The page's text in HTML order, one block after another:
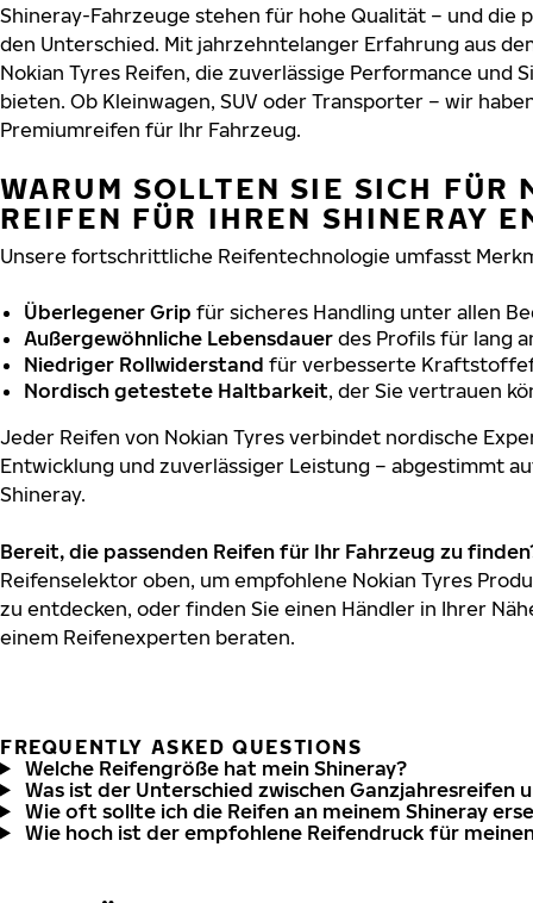
Shineray-Fahrzeuge stehen für hohe Qualität – und die
den Unterschied. Mit jahrzehntelanger Erfahrung aus
Nokian Tyres Reifen, die zuverlässige Performance und
bieten. Ob Kleinwagen, SUV oder Transporter – wir
Premiumreifen für Ihr Fahrzeug.
WARUM SOLLTEN SIE SICH FÜR
REIFEN FÜR IHREN SHINERAY
Unsere fortschrittliche Reifentechnologie umfasst
Überlegener Grip für sicheres Handling unter allen
Außergewöhnliche Lebensdauer des Profils für lang
Niedriger Rollwiderstand für verbesserte
Nordisch getestete Haltbarkeit, der Sie vertrauen
Jeder Reifen von Nokian Tyres verbindet nordische
Entwicklung und zuverlässiger Leistung – abgestimmt
Shineray.
Bereit, die passenden Reifen für Ihr Fahrzeug zu
Reifenselektor oben, um empfohlene Nokian Tyres
zu entdecken, oder finden Sie einen Händler in Ihrer
einem Reifenexperten beraten.
FREQUENTLY ASKED QUESTIONS
Welche Reifengröße hat mein Shineray?
Was ist der Unterschied zwischen Ganzjahresreifen
Wie oft sollte ich die Reifen an meinem Shineray
Wie hoch ist der empfohlene Reifendruck für